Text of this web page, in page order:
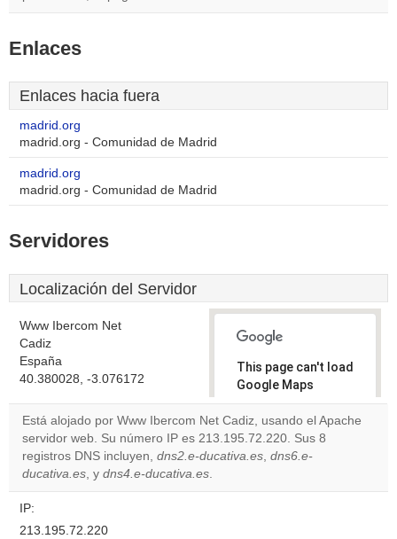
Enlaces
Enlaces hacia fuera
madrid.org
madrid.org - Comunidad de Madrid
madrid.org
madrid.org - Comunidad de Madrid
Servidores
Localización del Servidor
Www Ibercom Net
Cadiz
España
40.380028, -3.076172
This page can't load
Google Maps
correctly.
Do you
own this
Está alojado por Www Ibercom Net Cadiz, usando el Apache
servidor web. Su número IP es 213.195.72.220. Sus 8
registros DNS incluyen, dns2.e-ducativa.es, dns6.e-
ducativa.es, y dns4.e-ducativa.es.
IP:
213.195.72.220